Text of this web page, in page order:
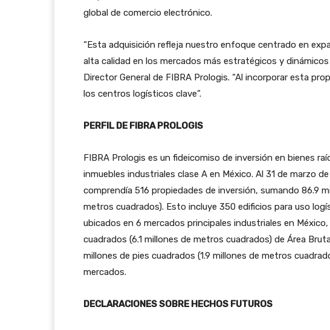
global de comercio electrónico.
“Esta adquisición refleja nuestro enfoque centrado en
alta calidad en los mercados más estratégicos y
Director General de FIBRA Prologis. “Al incorporar esta
los centros logísticos clave”.
PERFIL DE FIBRA PROLOGIS
FIBRA Prologis es un fideicomiso de inversión en bienes
inmuebles industriales clase A en México. Al 31 de marzo
comprendía 516 propiedades de inversión, sumando 86.9
metros cuadrados). Esto incluye 350 edificios para uso
ubicados en 6 mercados principales industriales en
cuadrados (6.1 millones de metros cuadrados) de Área
millones de pies cuadrados (1.9 millones de metros
mercados.
DECLARACIONES SOBRE HECHOS FUTUROS